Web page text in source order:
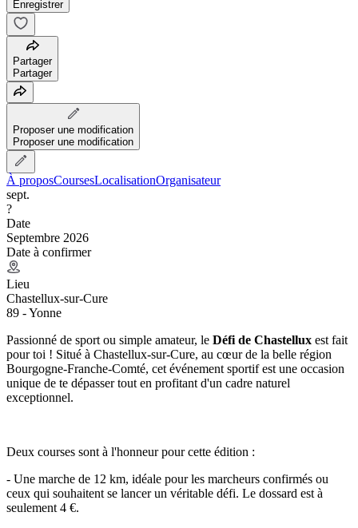
Enregistrer
Partager
Partager
Proposer une modification
Proposer une modification
À proposCoursesLocalisationOrganisateur
sept.
?
Date
Septembre 2026
Date à confirmer
Lieu
Chastellux-sur-Cure
89 - Yonne
Passionné de sport ou simple amateur, le Défi de Chastellux est fait
pour toi ! Situé à Chastellux-sur-Cure, au cœur de la belle région
Bourgogne-Franche-Comté, cet événement sportif est une occasion
unique de te dépasser tout en profitant d'un cadre naturel
exceptionnel.
Deux courses sont à l'honneur pour cette édition :
- Une marche de 12 km, idéale pour les marcheurs confirmés ou
ceux qui souhaitent se lancer un véritable défi. Le dossard est à
seulement 4 €.